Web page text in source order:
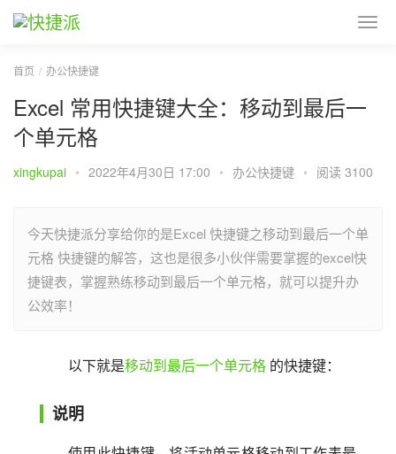
首页 办公快捷键
Excel 常用快捷键大全：移动到最后一
个单元格
xingkupai • 2022年4月30日 17:00 • 办公快捷键 • 阅读 3100
今天快捷派分享给你的是Excel 快捷键之移动到最后一个单
元格 快捷键的解答，这也是很多小伙伴需要掌握的excel快
捷键表，掌握熟练移动到最后一个单元格，就可以提升办
公效率！
以下就是移动到最后一个单元格 的快捷键：
说明